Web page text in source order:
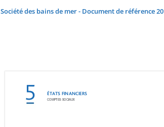
Société des bains de mer - Document de référence